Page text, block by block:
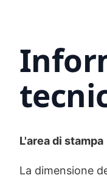
L'area di stampa
La dimensione